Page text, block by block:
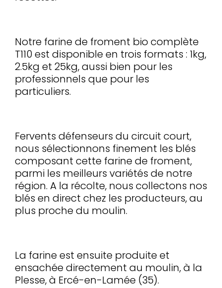
Notre farine de froment bio complète
T110 est disponible en trois formats : 1kg,
2.5kg et 25kg, aussi bien pour les
professionnels que pour les
particuliers.
Fervents défenseurs du circuit court,
nous sélectionnons finement les blés
composant cette farine de froment,
parmi les meilleurs variétés de notre
région. A la récolte, nous collectons nos
blés en direct chez les producteurs, au
plus proche du moulin.
La farine est ensuite produite et
ensachée directement au moulin, à la
Plesse, à Ercé-en-Lamée (35).